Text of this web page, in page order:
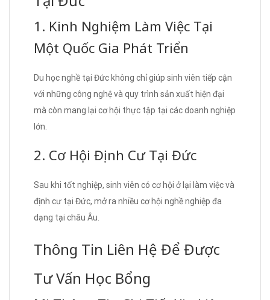
1. Kinh Nghiệm Làm Việc Tại
Một Quốc Gia Phát Triển
Du học nghề tại Đức không chỉ giúp sinh viên tiếp cận
với những công nghệ và quy trình sản xuất hiện đại
mà còn mang lại cơ hội thực tập tại các doanh nghiệp
lớn.
2. Cơ Hội Định Cư Tại Đức
Sau khi tốt nghiệp, sinh viên có cơ hội ở lại làm việc và
định cư tại Đức, mở ra nhiều cơ hội nghề nghiệp đa
dạng tại châu Âu.
Thông Tin Liên Hệ Để Được
Tư Vấn Học Bổng